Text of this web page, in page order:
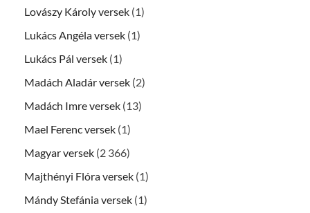
Lovászy Károly versek (1)
Lukács Angéla versek (1)
Lukács Pál versek (1)
Madách Aladár versek (2)
Madách Imre versek (13)
Mael Ferenc versek (1)
Magyar versek (2 366)
Majthényi Flóra versek (1)
Mándy Stefánia versek (1)